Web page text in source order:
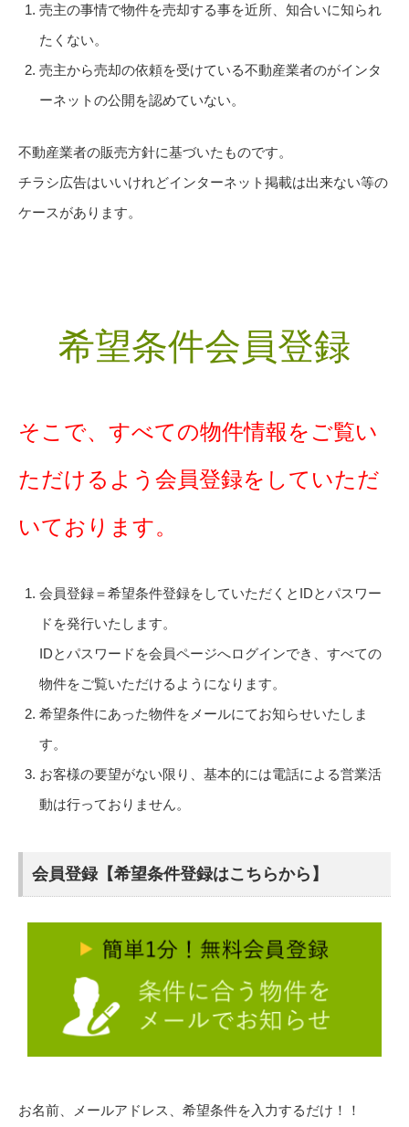
売主の事情で物件を売却する事を近所、知合いに知られ
たくない。
売主から売却の依頼を受けている不動産業者のがインタ
ーネットの公開を認めていない。
不動産業者の販売方針に基づいたものです。
チラシ広告はいいけれどインターネット掲載は出来ない等の
ケースがあります。
希望条件会員登録
そこで、すべての物件情報をご覧い
ただけるよう会員登録をしていただ
いております。
会員登録＝希望条件登録をしていただくとIDとパスワー
ドを発行いたします。
IDとパスワードを会員ページへログインでき、すべての
物件をご覧いただけるようになります。
希望条件にあった物件をメールにてお知らせいたしま
す。
お客様の要望がない限り、基本的には電話による営業活
動は行っておりません。
会員登録【希望条件登録はこちらから】
お名前、メールアドレス、希望条件を入力するだけ！！